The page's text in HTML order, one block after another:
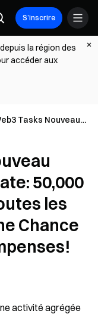
S’inscrire
la région des
accéder aux
Tasks Nouveau
Tâches Pour Avoir
d'Obtenir des
50,000
les
Chance
activité agrégée